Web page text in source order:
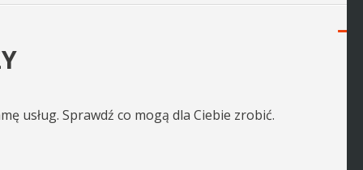
usług. Sprawdź co mogą dla Ciebie zrobić.